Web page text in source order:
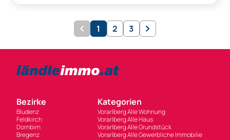
1 2 3
Bezirke
Bludenz
Feldkirch
Dornbirn
Bregenz
Kategorien
Vorarlberg Alle Wohnung
Vorarlberg Alle Haus
Vorarlberg Alle Grundstück
Vorarlberg Alle Gewerbliche Immobilie